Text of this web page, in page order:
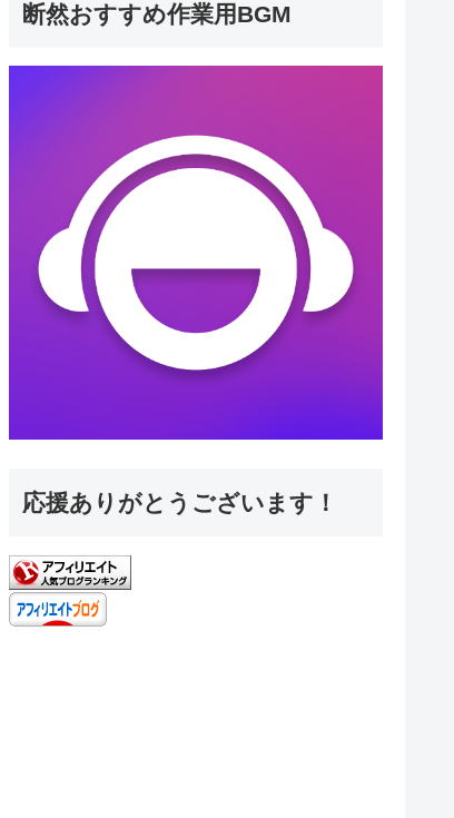
断然おすすめ作業用BGM
応援ありがとうございます！